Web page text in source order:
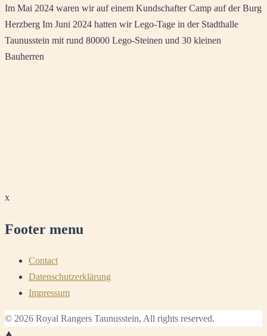
Im Mai 2024 waren wir auf einem Kundschafter Camp auf der Burg
Herzberg Im Juni 2024 hatten wir Lego-Tage in der Stadthalle
Taunusstein mit rund 80000 Lego-Steinen und 30 kleinen
Bauherren
x
Footer menu
Contact
Datenschutzerklärung
Impressum
© 2026 Royal Rangers Taunusstein, All rights reserved.